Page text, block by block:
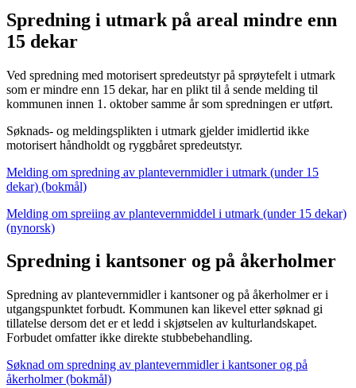
Spredning i utmark på areal mindre enn
15 dekar
Ved spredning med motorisert spredeutstyr på sprøytefelt i utmark
som er mindre enn 15 dekar, har en plikt til å sende melding til
kommunen innen 1. oktober samme år som spredningen er utført.
Søknads- og meldingsplikten i utmark gjelder imidlertid ikke
motorisert håndholdt og ryggbåret spredeutstyr.
Melding om spredning av plantevernmidler i utmark (under 15
dekar) (bokmål)
Melding om spreiing av plantevernmiddel i utmark (under 15 dekar)
(nynorsk)
Spredning i kantsoner og på åkerholmer
Spredning av plantevernmidler i kantsoner og på åkerholmer er i
utgangspunktet forbudt. Kommunen kan likevel etter søknad gi
tillatelse dersom det er et ledd i skjøtselen av kulturlandskapet.
Forbudet omfatter ikke direkte stubbebehandling.
Søknad om spredning av plantevernmidler i kantsoner og på
åkerholmer (bokmål)